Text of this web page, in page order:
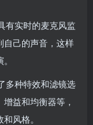
有实时的麦克风监
自己的声音，这样
多种特效和滤镜选
益和均衡器等，
风格。